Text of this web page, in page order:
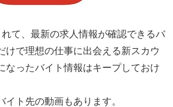
て、最新の求人情報が確認できるバ
けで理想の仕事に出会える新スカウ
なったバイト情報はキープしておけ
イト先の動画もあります。